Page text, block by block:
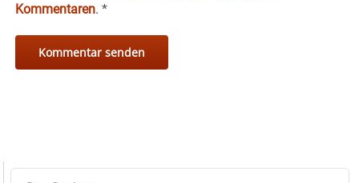
Kommentaren. *